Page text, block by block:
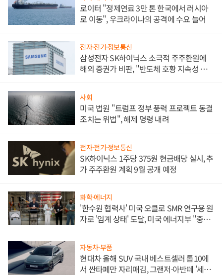
로이터 "정제연료 3만 톤 한국에서 러시아
로 이동", 우크라이나의 공격에 수요 늘어
전자·전기·정보통신
삼성전자 SK하이닉스 소극적 주주환원에
해외 증권가 비판, "반도체 호황 지속성 의
사회
미국 법원 "트럼프 정부 풍력 프로젝트 동결
조치는 위법", 해제 명령 내려
전자·전기·정보통신
SK하이닉스 1주당 375원 현금배당 실시, 추
가 주주환원 계획 9월 공개 예정
화학·에너지
'한수원 협력사' 미국 오클로 SMR 연구용 원
자로 '임계 상태' 도달, 미국 에너지부 "중요
자동차·부품
현대차 올해 SUV 국내 베스트셀러 톱10에
서 싼타페만 자리매김, 그랜저·아반떼 '세단